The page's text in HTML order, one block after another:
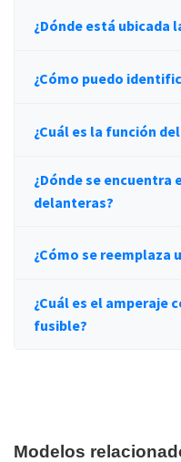
¿Dónde está ubicada
¿Cómo puedo
¿Cuál es la función
¿Dónde se encuentra
delanteras?
¿Cómo se reemplaza
¿Cuál es el amperaje
fusible?
Modelos